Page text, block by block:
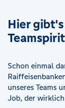
Hier
Schon einmal
unseres Teams
Job, der